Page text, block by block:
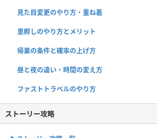
見た目変更のやり方・重ね着
里孵しのやり方とメリット
帰巣の条件と確率の上げ方
昼と夜の違い・時間の変え方
ファストトラベルのやり方
ストーリー攻略